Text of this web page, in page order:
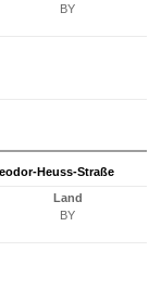
BY
Heuss-Straße
Land
BY